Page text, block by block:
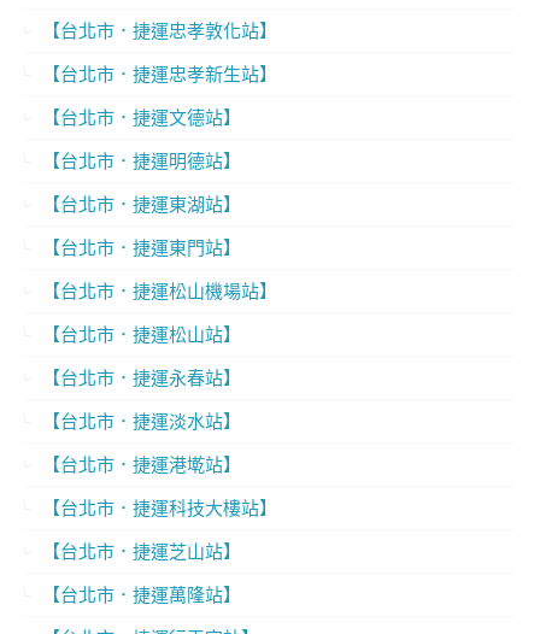
【台北市．捷運忠孝敦化站】
【台北市．捷運忠孝新生站】
【台北市．捷運文德站】
【台北市．捷運明德站】
【台北市．捷運東湖站】
【台北市．捷運東門站】
【台北市．捷運松山機場站】
【台北市．捷運松山站】
【台北市．捷運永春站】
【台北市．捷運淡水站】
【台北市．捷運港墘站】
【台北市．捷運科技大樓站】
【台北市．捷運芝山站】
【台北市．捷運萬隆站】